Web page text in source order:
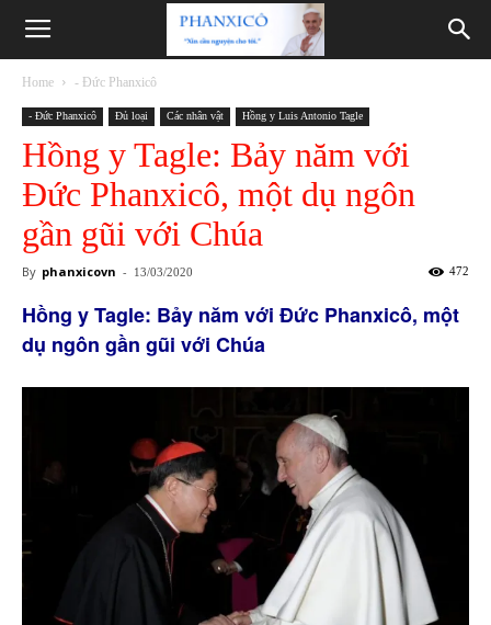
Phanxicô
Home - Đức Phanxicô
- Đức Phanxicô Đủ loại Các nhân vật Hồng y Luis Antonio Tagle
Hồng y Tagle: Bảy năm với
Đức Phanxicô, một dụ ngôn
gần gũi với Chúa
By phanxicovn - 13/03/2020 472
Hồng y Tagle: Bảy năm với Đức Phanxicô, một
dụ ngôn gần gũi với Chúa